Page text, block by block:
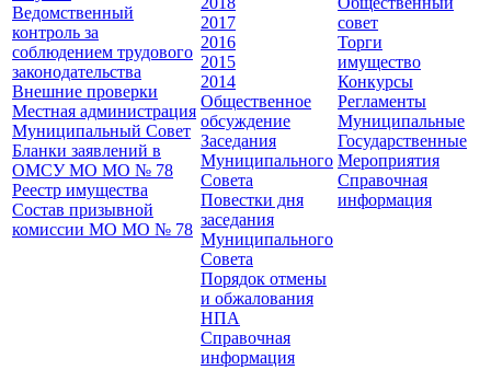
Ведомственный
контроль за
соблюдением трудового
законодательства
Внешние проверки
Местная администрация
Муниципальный Совет
Бланки заявлений в
ОМСУ МО МО № 78
Реестр имущества
Состав призывной
комиссии МО МО № 78
2017
2016
2015
2014
Общественное
обсуждение
Заседания
Муниципального
Совета
Повестки дня
заседания
Муниципального
Совета
Порядок отмены
и обжалования
НПА
Справочная
информация
совет
Торги
имущество
Конкурсы
Регламенты
Муниципальные
Государственные
Мероприятия
Справочная
информация